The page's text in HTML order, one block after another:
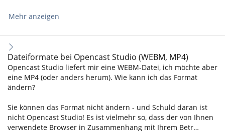
Mehr anzeigen
Dateiformate bei Opencast Studio (WEBM, MP4)
Opencast Studio liefert mir eine WEBM-Datei, ich möchte aber
eine MP4 (oder anders herum). Wie kann ich das Format
ändern?
Sie können das Format nicht ändern - und Schuld daran ist
nicht Opencast Studio! Es ist vielmehr so, dass der von Ihnen
verwendete Browser in Zusammenhang mit Ihrem Betr…